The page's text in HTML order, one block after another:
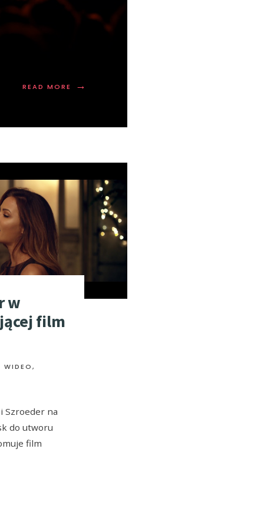
READ MORE →
w
film
WIDEO,
Szroeder na
do utworu
film